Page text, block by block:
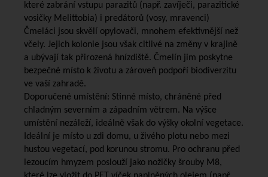
které zabrání vstupu parazitů (např. zavíječi, parazitické
vosičky Melittobia) i predátorů (vosy, mravenci)
Čmeláci jsou skvělí opylovači, mnohem efektivnější než
včely. Jejich kolonie jsou však citlivé na změny v krajině
a ubývají tak přirozená hnízdiště. Čmelín jim poskytne
bezpečné místo k životu a zároveň podpoří biodiverzitu
ve vaší zahradě.
Doporučené umístění: Stinné místo, chráněné před
chladným severním a západním větrem. Na výšce
umístění nezáleží, ideálně však do výšky okolní vegetace.
Ideální je místo u zdi domu, u živého plotu nebo mezi
hustou vegetací, pod korunou stromu. Pro ochranu před
lezoucím hmyzem poslouží jako nožičky šrouby M8,